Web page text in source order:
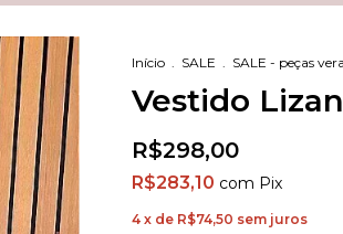
Início . SALE . SALE - peças
Vestido
R$298,00
R$283,10 com Pix
4 x de R$74,50 sem juros